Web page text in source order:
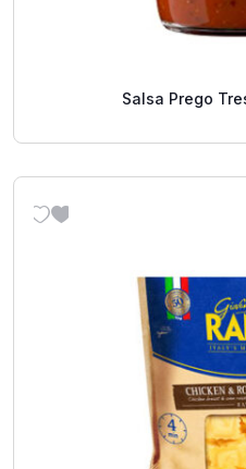
Salsa Prego